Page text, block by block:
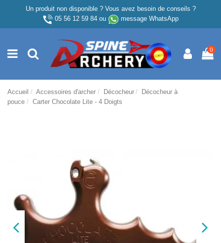
Un produit non disponible ? Vous avez besoin de conseils ?
05 56 12 59 84ou message WhatsApp
0
Accueil Accessoires d'archer Décocheur
Décocheur à
pouce
Carter Chocolate Lite - 4 Doigts